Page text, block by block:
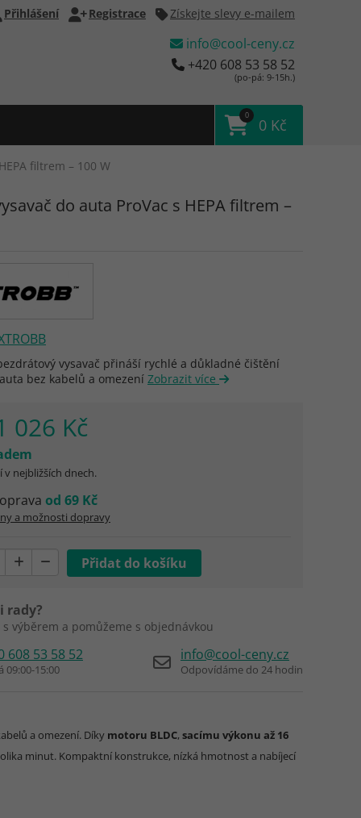
Přihlášení Registrace Získejte slevy e-mailem
info@cool-ceny.cz
+420 608 53 58 52
(po-pá: 9-15h.)
0
0 Kč
filtrem – 100 W
do auta ProVac s HEPA filtrem –
vysavač přináší rychlé a důkladné čištění
bez kabelů a omezení Zobrazit více
026 Kč
v nejbližších dnech.
od 69 Kč
a možnosti dopravy
rady?
výběrem a pomůžeme s objednávkou
608 53 58 52
09:00-15:00
info@cool-ceny.cz
Odpovídáme do 24 hodin
a omezení. Díky motoru BLDC,sacímu výkonu až 16
minut. Kompaktní konstrukce, nízká hmotnost a nabíjecí